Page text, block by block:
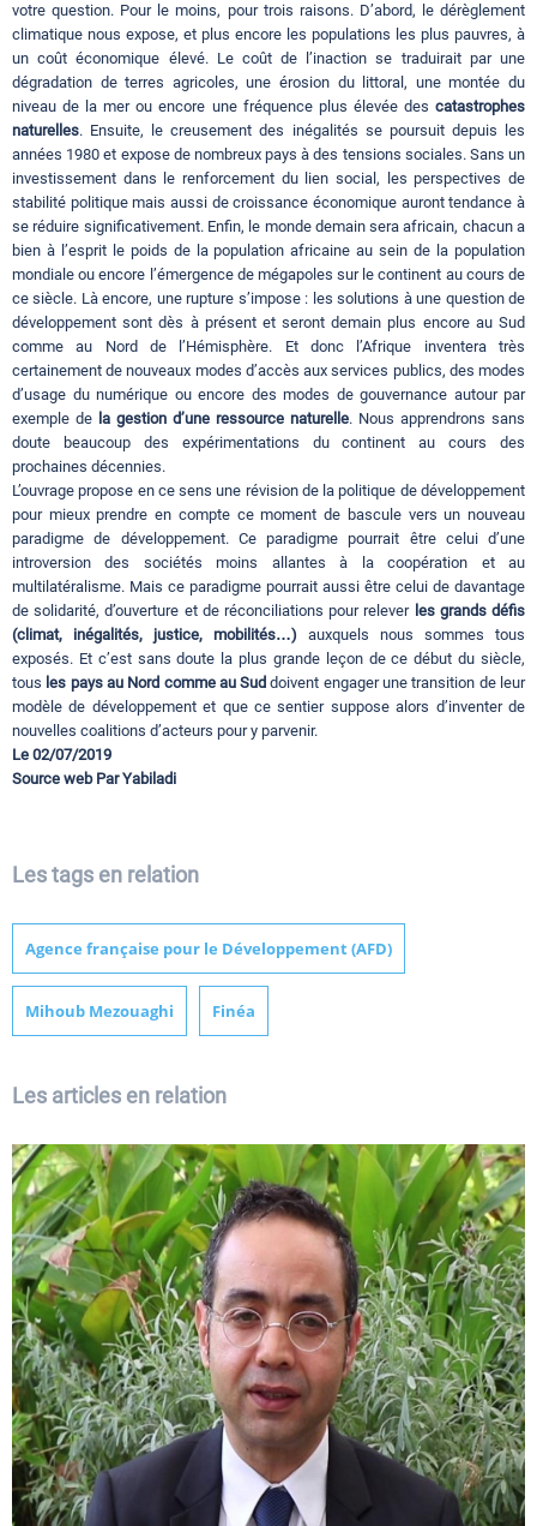
votre question. Pour le moins, pour trois raisons. D’abord, le dérèglement
climatique nous expose, et plus encore les populations les plus pauvres, à
un coût économique élevé. Le coût de l’inaction se traduirait par une
dégradation de terres agricoles, une érosion du littoral, une montée du
niveau de la mer ou encore une fréquence plus élevée des catastrophes
naturelles. Ensuite, le creusement des inégalités se poursuit depuis les
années 1980 et expose de nombreux pays à des tensions sociales. Sans un
investissement dans le renforcement du lien social, les perspectives de
stabilité politique mais aussi de croissance économique auront tendance à
se réduire significativement. Enfin, le monde demain sera africain, chacun a
bien à l’esprit le poids de la population africaine au sein de la population
mondiale ou encore l’émergence de mégapoles sur le continent au cours de
ce siècle. Là encore, une rupture s’impose : les solutions à une question de
développement sont dès à présent et seront demain plus encore au Sud
comme au Nord de l’Hémisphère. Et donc l’Afrique inventera très
certainement de nouveaux modes d’accès aux services publics, des modes
d’usage du numérique ou encore des modes de gouvernance autour par
exemple de la gestion d’une ressource naturelle. Nous apprendrons sans
doute beaucoup des expérimentations du continent au cours des
prochaines décennies.
L’ouvrage propose en ce sens une révision de la politique de développement
pour mieux prendre en compte ce moment de bascule vers un nouveau
paradigme de développement. Ce paradigme pourrait être celui d’une
introversion des sociétés moins allantes à la coopération et au
multilatéralisme. Mais ce paradigme pourrait aussi être celui de davantage
de solidarité, d’ouverture et de réconciliations pour relever les grands défis
(climat, inégalités, justice, mobilités…) auxquels nous sommes tous
exposés. Et c’est sans doute la plus grande leçon de ce début du siècle,
tous les pays au Nord comme au Sud doivent engager une transition de leur
modèle de développement et que ce sentier suppose alors d’inventer de
nouvelles coalitions d’acteurs pour y parvenir.
Le 02/07/2019
Source web Par Yabiladi
Les tags en relation
Agence française pour le Développement (AFD)
Mihoub Mezouaghi Finéa
Les articles en relation